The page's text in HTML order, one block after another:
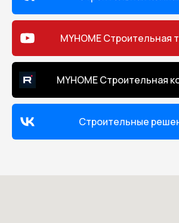
MYHOME Строительная
MYHOME Строительная
Строительные